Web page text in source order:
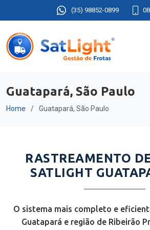
(35) 98852-0899
Guatapará, São Paulo
Home Guatapará, São Paulo
RASTREAMENTO
SATLIGHT
O sistema mais completo e
Guatapará e região de Ribeirão